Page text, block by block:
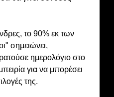
το 90% εκ των
σημειώνει,
ημερολόγιο στο
για να μπορέσει
της.